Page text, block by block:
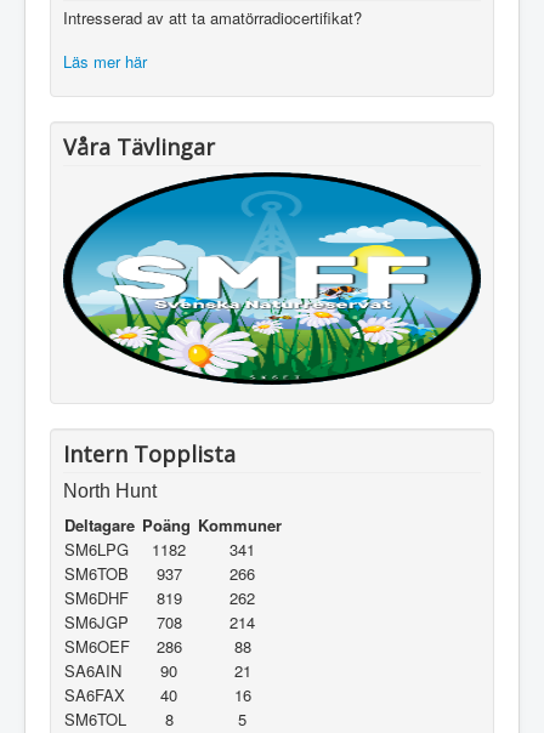
Intresserad av att ta amatörradiocertifikat?
Läs mer här
Våra Tävlingar
Intern Topplista
North Hunt
Deltagare Poäng Kommuner
SM6LPG
1182
341
SM6TOB
937
266
SM6DHF
819
262
SM6JGP
708
214
SM6OEF
286
88
SA6AIN
90
21
SA6FAX
40
16
SM6TOL
8 5